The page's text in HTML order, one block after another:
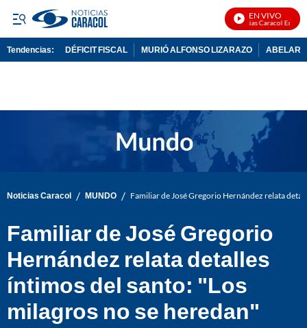
EN VIVO
Noticias Caracol En Vivo
Tendencias: DÉFICIT FISCAL MURIÓ ALFONSO LIZARAZO
Noticias Caracol / MUNDO / Familiar de José Gregorio Hernández relata
Familiar de José Gregorio
Hernández relata detalles
íntimos del santo: "Los
milagros no se heredan"